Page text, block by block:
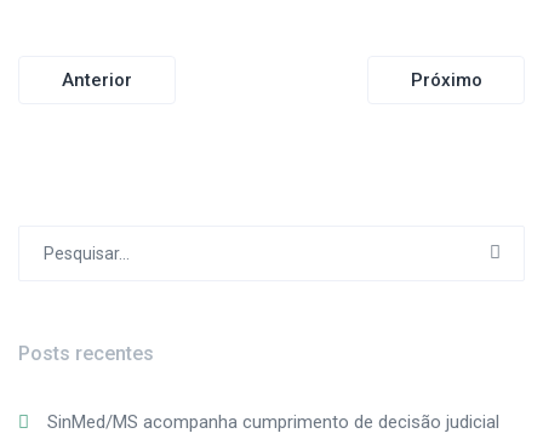
Navegação
Anterior Próximo
Posts recentes
SinMed/MS acompanha cumprimento de decisão judicial